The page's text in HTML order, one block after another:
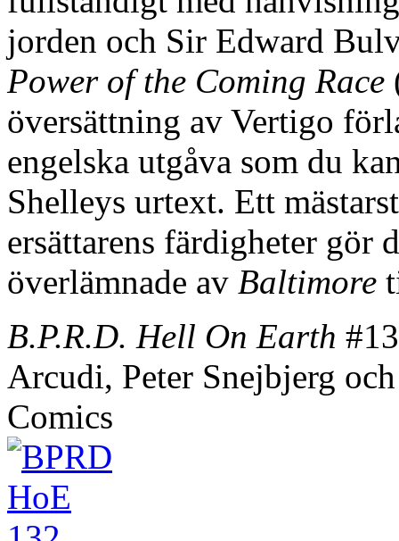
jorden och Sir Edward
Power of the Coming Race
översättning av Vertigo
engelska utgåva som du
Shelleys urtext. Ett
ersättarens färdigheter gör
överlämnade av Baltimore
B.P.R.D. Hell On Earth
Arcudi, Peter Snejbjerg
Comics